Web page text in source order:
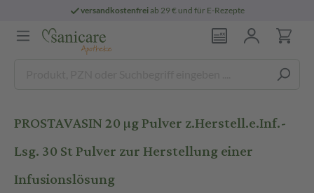
versandkostenfreiab 29 € und für E-Rezepte
PROSTAVASIN 20 µg Pulver z.Herstell.e.Inf.-
Lsg. 30 St Pulver zur Herstellung einer
Infusionslösung